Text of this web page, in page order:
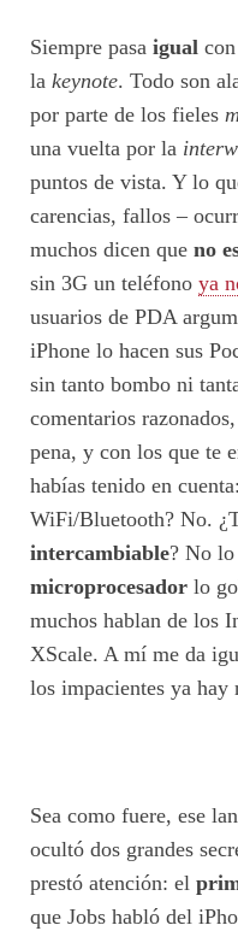
Siempre pasa igual
la keynote. Todo son
por parte de los fieles
una vuelta por la
puntos de vista. Y lo
carencias, fallos –
muchos dicen que no
sin 3G un teléfono ya
usuarios de PDA
iPhone lo hacen sus
sin tanto bombo ni
comentarios
pena, y con los que te
habías tenido en
WiFi/Bluetooth? No.
intercambiable? No lo
microprocesador lo
muchos hablan de los
XScale. A mí me da
los impacientes ya hay
Sea como fuere, ese
ocultó dos grandes
prestó atención: el
que Jobs habló del